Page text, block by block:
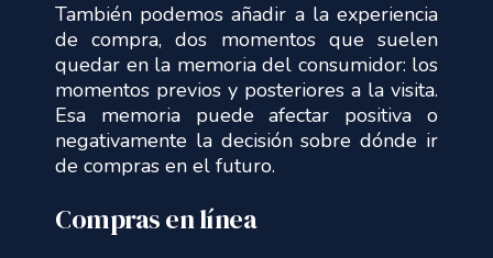
También podemos añadir a la experiencia
de compra, dos momentos que suelen
quedar en la memoria del consumidor: los
momentos previos y posteriores a la visita.
Esa memoria puede afectar positiva o
negativamente la decisión sobre dónde ir
de compras en el futuro.
Compras en línea